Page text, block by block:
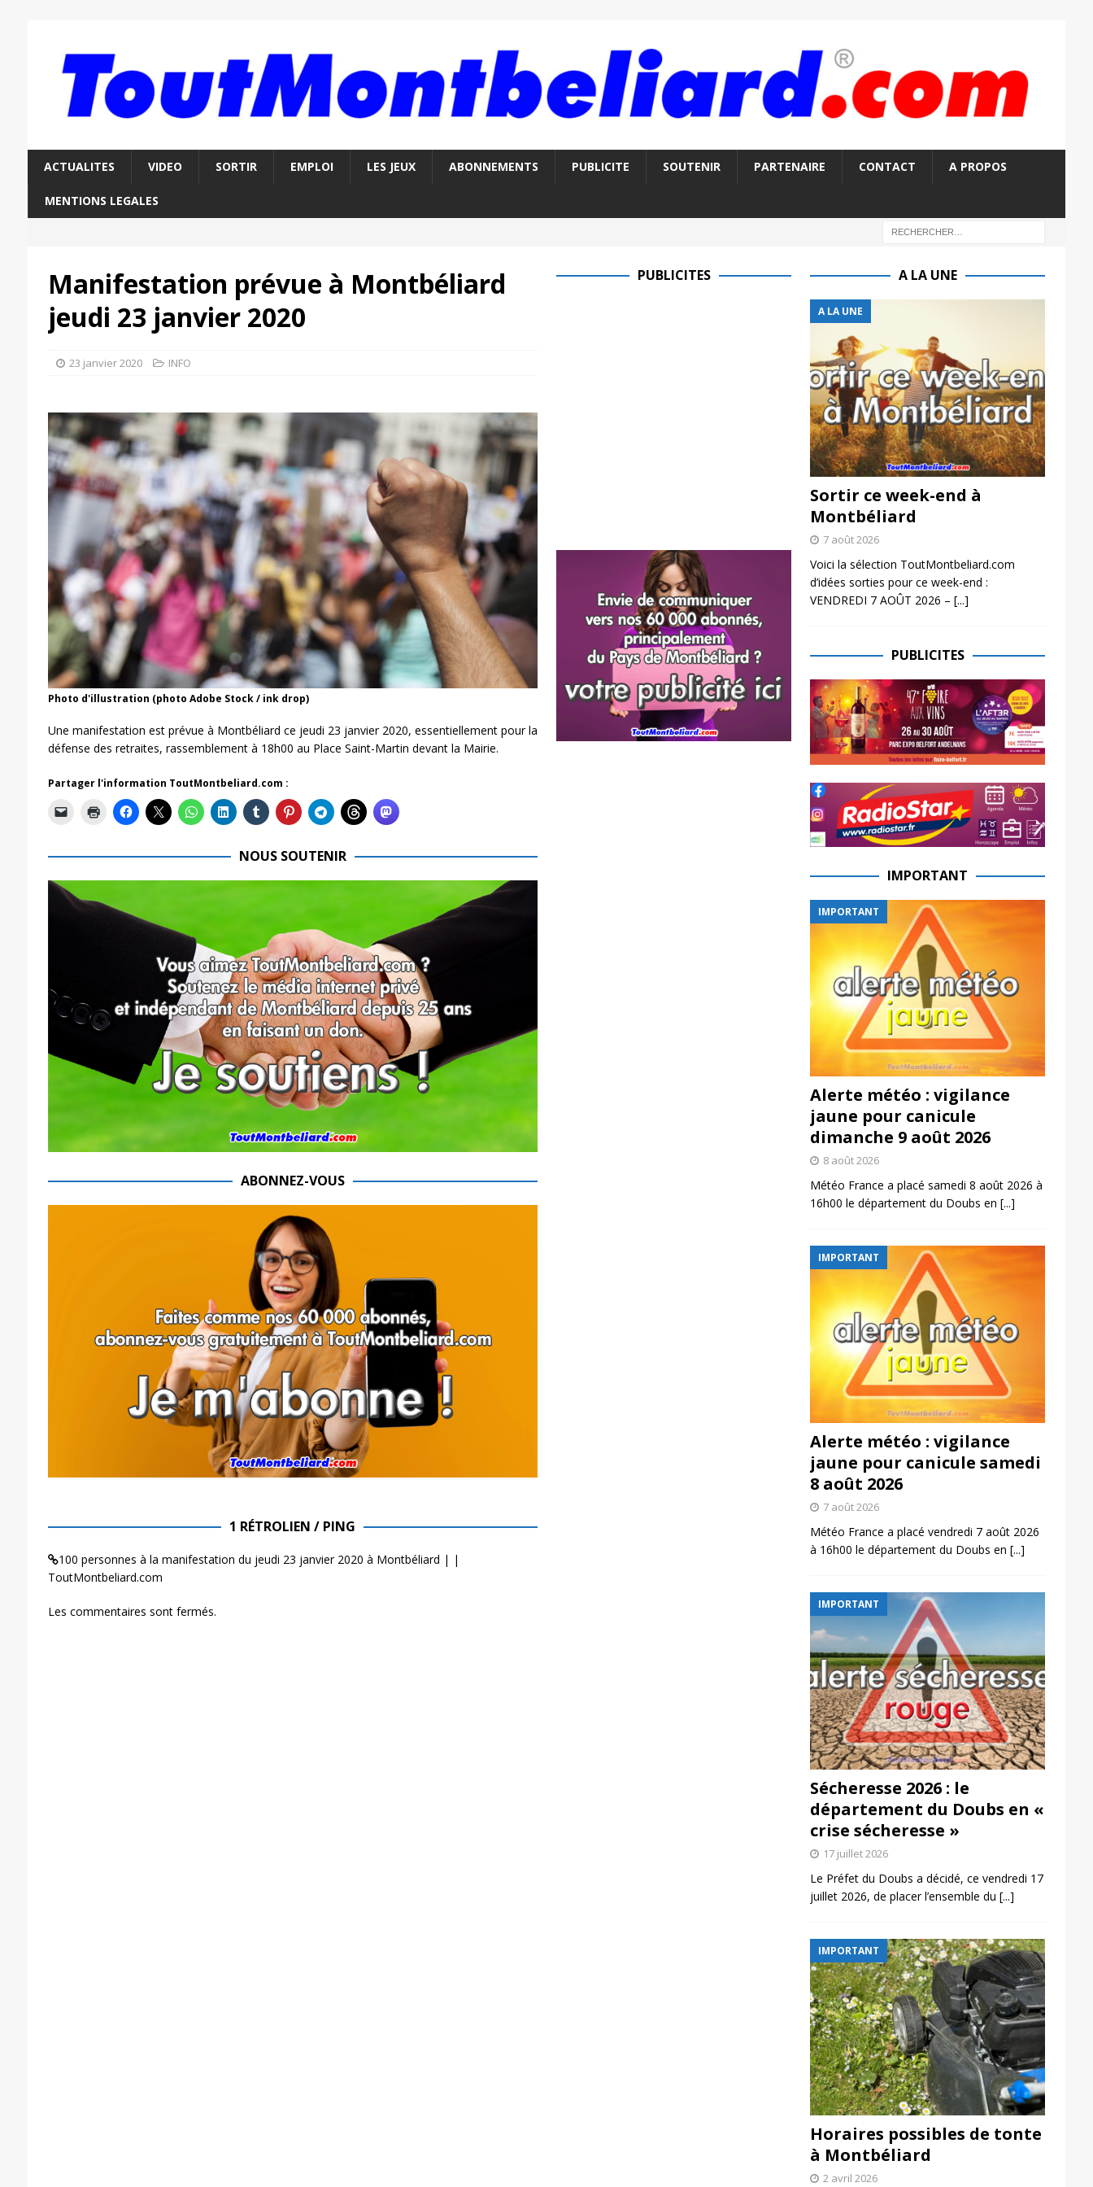
ACTUALITES VIDEO SORTIR EMPLOI LES JEUX ABONNEMENTS PUBLICITE SOUTENIR PARTENAIRE CONTACT A PROPOS
MENTIONS LEGALES
Manifestation prévue à Montbéliard
jeudi 23 janvier 2020
23 janvier 2020 INFO
Photo d'illustration (photo Adobe Stock / ink drop)
Une manifestation est prévue à Montbéliard ce jeudi 23 janvier 2020, essentiellement pour la
défense des retraites, rassemblement à 18h00 au Place Saint-Martin devant la Mairie.
Partager l'information ToutMontbeliard.com :
NOUS SOUTENIR
ABONNEZ-VOUS
1 RÉTROLIEN / PING
100 personnes à la manifestation du jeudi 23 janvier 2020 à Montbéliard | |
ToutMontbeliard.com
Les commentaires sont fermés.
PUBLICITES A LA UNE
A LA UNE
Sortir ce week-end à
Montbéliard
7 août 2026
Voici la sélection ToutMontbeliard.com
d’idées sorties pour ce week-end :
VENDREDI 7 AOÛT 2026 – [...]
PUBLICITES
IMPORTANT
IMPORTANT
Alerte météo : vigilance
jaune pour canicule
dimanche 9 août 2026
8 août 2026
Météo France a placé samedi 8 août 2026 à
16h00 le département du Doubs en [...]
IMPORTANT
Alerte météo : vigilance
jaune pour canicule samedi
8 août 2026
7 août 2026
Météo France a placé vendredi 7 août 2026
à 16h00 le département du Doubs en [...]
IMPORTANT
Sécheresse 2026 : le
département du Doubs en «
crise sécheresse »
17 juillet 2026
Le Préfet du Doubs a décidé, ce vendredi 17
juillet 2026, de placer l’ensemble du [...]
IMPORTANT
Horaires possibles de tonte
à Montbéliard
2 avril 2026